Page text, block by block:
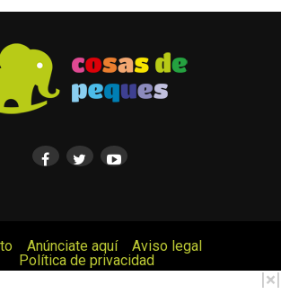
|×|
Anúnciate aquí
Aviso legal
Política de privacidad
Todos los derechos reservados.